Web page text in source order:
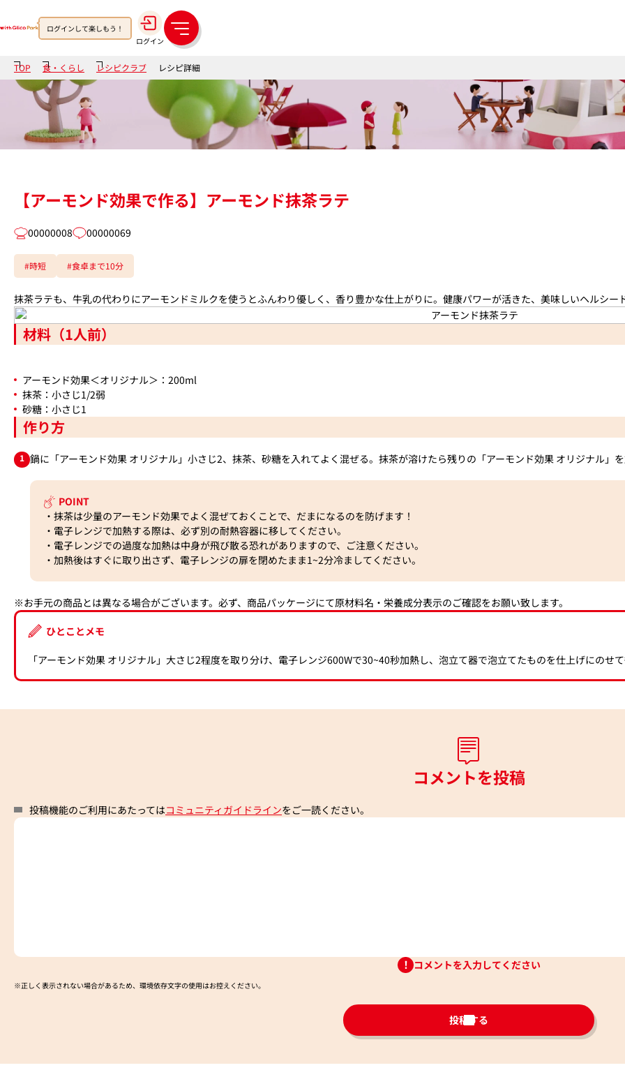
ログインして楽しもう！
ログイン
メ
ニ
ュ
ー
TOP 食・くらし レシピクラブ レシピ詳細
【アーモンド効果で作る】アーモンド抹茶ラテ
00000008 00000069
#時短 #食卓まで10分
抹茶ラテも、牛乳の代わりにアーモンドミルクを使うとふんわり優しく、香り豊かな仕上がりに。健康パワーが活きた、美味しいヘルシー
材料（1人前）
アーモンド効果＜オリジナル＞：200ml
抹茶：小さじ1/2弱
砂糖：小さじ1
作り方
1 鍋に「アーモンド効果 オリジナル」小さじ2、抹茶、砂糖を入れてよく混ぜる。抹茶が溶けたら残りの「アーモンド効果 オリジナル」を
POINT
・抹茶は少量のアーモンド効果でよく混ぜておくことで、だまになるのを防げます！
・電子レンジで加熱する際は、必ず別の耐熱容器に移してください。
・電子レンジでの過度な加熱は中身が飛び散る恐れがありますので、ご注意ください。
・加熱後はすぐに取り出さず、電子レンジの扉を閉めたまま1~2分冷ましてください。
※お手元の商品とは異なる場合がございます。必ず、商品パッケージにて原材料名・栄養成分表示のご確認をお願い致します。
ひとことメモ
「アーモンド効果 オリジナル」大さじ2程度を取り分け、電子レンジ600Wで30~40秒加熱し、泡立て器で泡立てたものを仕上げにのせて
コメントを投稿
投稿機能のご利用にあたってはコミュニティガイドラインをご一読ください。
コメントを入力してください
※正しく表示されない場合があるため、環境依存文字の使用はお控えください。​
投稿する